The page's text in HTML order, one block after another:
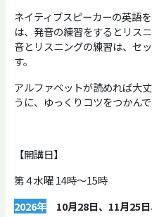
ネイティブスピーカーの英語
は、発音の練習をするとリス
音とリスニングの練習は、セ
す。
アルファベットが読めれば大
うに、ゆっくりコツをつかんで
【開講日】
第４水曜 14時～15時
2026年 10月28日、11月25日